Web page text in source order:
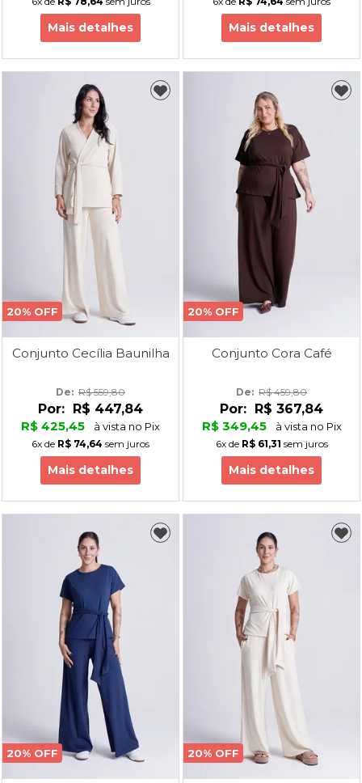
Mais detalhes Mais detalhes
20% OFF
Conjunto Cecília Baunilha
De: R$ 559,80
Por: R$ 447,84
R$ 425,45
à vista no Pix
6x de R$ 74,64 sem juros
Mais detalhes
20% OFF
Conjunto Cora Café
De: R$ 459,80
Por: R$ 367,84
R$ 349,45
à vista no Pix
6xde R$ 61,31 sem juros
Mais detalhes
20% OFF 20% OFF